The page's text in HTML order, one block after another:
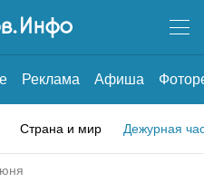
Реклама Афиша
Страна и мир Дежурная